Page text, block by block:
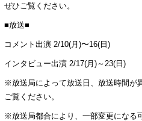
ぜひご覧ください。
■放送■
コメント出演 2/10(月)〜16(日)
インタビュー出演 2/17(月)～23(日)
※放送局によって放送日、放送時間が
ご覧ください。
※放送局都合により、一部変更になる